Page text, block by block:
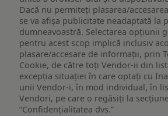
Dacă nu permiteți plasarea/
se va afișa publicitate neadaptată la
dumneavoastră. Selectarea opțiunii
pentru acest scop implică inclusiv
plasare/accesare de informații, prin
Cookie, de către toți Vendor-ii din
excepția situației în care optați cu
unii Vendor-i, în mod individual, în
Vendori, pe care o regăsiți la
“Confidențialitatea dvs.”